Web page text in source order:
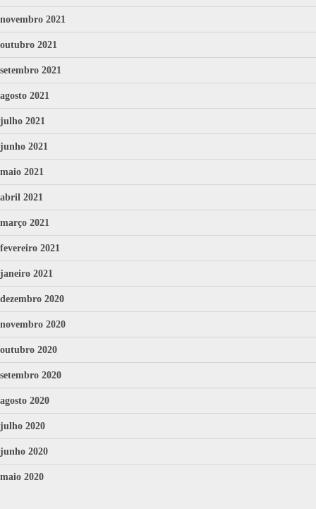
novembro 2021
outubro 2021
setembro 2021
agosto 2021
julho 2021
junho 2021
maio 2021
abril 2021
março 2021
fevereiro 2021
janeiro 2021
dezembro 2020
novembro 2020
outubro 2020
setembro 2020
agosto 2020
julho 2020
junho 2020
maio 2020